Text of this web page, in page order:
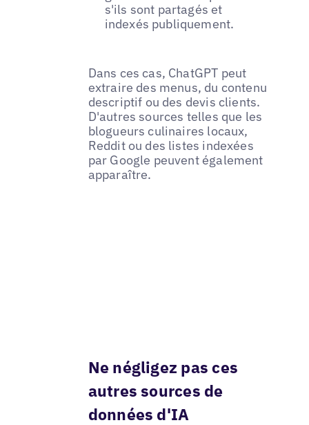
s'ils sont partagés et
indexés publiquement.
Dans ces cas, ChatGPT peut
extraire des menus, du contenu
descriptif ou des devis clients.
D'autres sources telles que les
blogueurs culinaires locaux,
Reddit ou des listes indexées
par Google peuvent également
apparaître.
Ne négligez pas ces
autres sources de
données d'IA